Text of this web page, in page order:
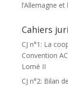
l’Allemagne et
Cahiers
CJ n°1: La
Convention
Lomé II
CJ n°2: Bilan